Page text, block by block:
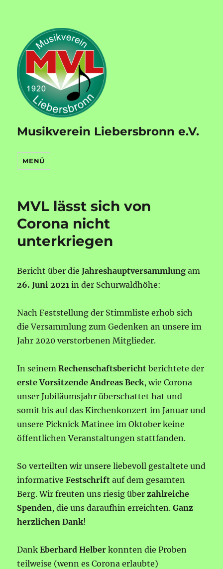
Musikverein Liebersbronn e.V.
MENÜ
MVL lässt sich von
Corona nicht
unterkriegen
Bericht über dieJahreshauptversammlungam
26. Juni 2021 in der Schurwaldhöhe:
Nach Feststellung der Stimmliste erhob sich
die Versammlung zum Gedenken an unsere im
Jahr 2020 verstorbenen Mitglieder.
In seinemRechenschaftsberichtberichtete der
erste Vorsitzende Andreas Beck, wie Corona
unser Jubiläumsjahr überschattet hat und
somit bis auf das Kirchenkonzert im Januar und
unsere Picknick Matinee im Oktober keine
öffentlichen Veranstaltungen stattfanden.
So verteilten wir unsere liebevoll gestaltete und
informativeFestschriftauf dem gesamten
Berg. Wir freuten uns riesig überzahlreiche
Spenden, die uns daraufhin erreichten. Ganz
herzlichen Dank!
Dank Eberhard Helber konnten die Proben
teilweise (wenn es Corona erlaubte)